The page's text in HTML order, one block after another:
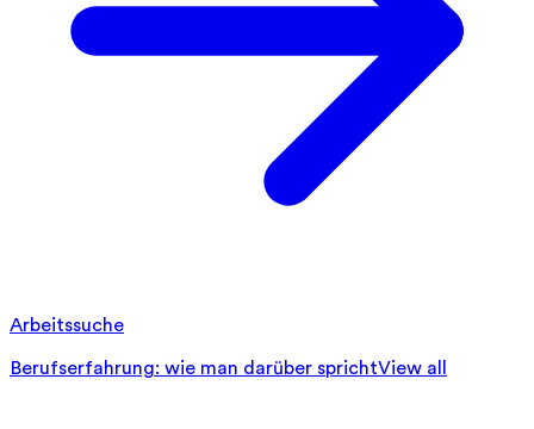
Arbeitssuche
Berufserfahrung: wie man darüber sprichtView all